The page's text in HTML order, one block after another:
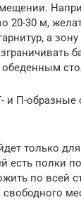
20-30 м,
а
и П-
только
есть полки
по всей